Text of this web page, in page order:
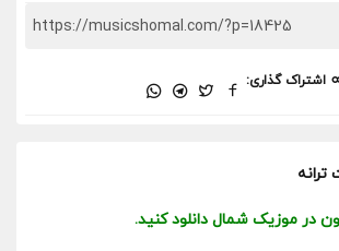
اشتراک گذاری:
در موزیک شمال دانلود کنید.